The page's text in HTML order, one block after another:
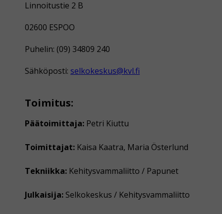
Linnoitustie 2 B
02600 ESPOO
Puhelin: (09) 34809 240
Sähköposti: selkokeskus@kvl.fi
Toimitus:
Päätoimittaja: Petri Kiuttu
Toimittajat: Kaisa Kaatra, Maria Österlund
Tekniikka: Kehitysvammaliitto / Papunet
Julkaisija: Selkokeskus / Kehitysvammaliitto